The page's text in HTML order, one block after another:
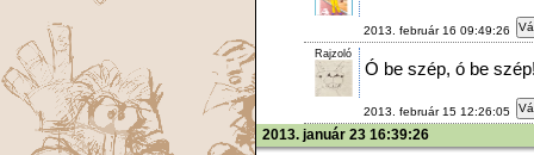
2013. február 16 09:49:26
Rajzoló
Ó be szép, ó be
2013. február 15 12:26:05
2013. január 23 16:39:26